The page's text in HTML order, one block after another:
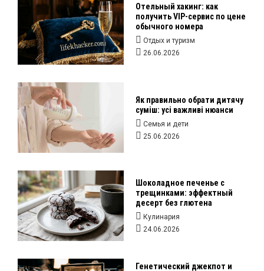
Отельный хакинг: как
получить VIP-сервис по цене
обычного номера
Отдых и туризм
26.06.2026
Як правильно обрати дитячу
суміш: усі важливі нюанси
Семья и дети
25.06.2026
Шоколадное печенье с
трещинками: эффектный
десерт без глютена
Кулинария
24.06.2026
Генетический джекпот и